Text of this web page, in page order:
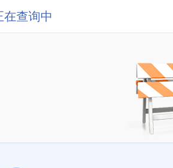
在查询中